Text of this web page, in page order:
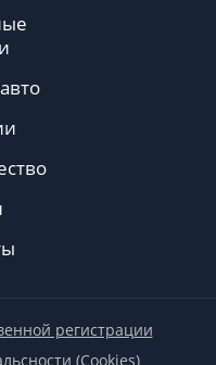
(Cookies)
регистрации